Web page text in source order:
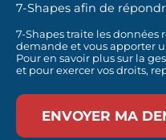
7-Shapes afin de
7-Shapes traite les
demande et vous apporter
Pour en savoir plus sur la
et pour exercer vos droits,